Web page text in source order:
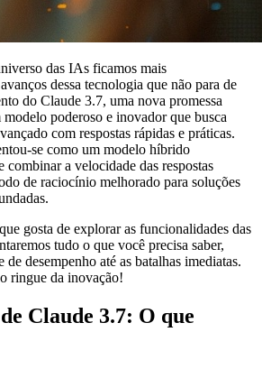
das IAs ficamos mais
dessa tecnologia que não para de
do Claude 3.7, uma nova promessa
poderoso e inovador que busca
com respostas rápidas e práticas.
se como um modelo híbrido
combinar a velocidade das respostas
de raciocínio melhorado para soluções
gosta de explorar as funcionalidades das
tudo o que você precisa saber,
de desempenho até as batalhas imediatas.
ringue da inovação!
Claude 3.7: O que